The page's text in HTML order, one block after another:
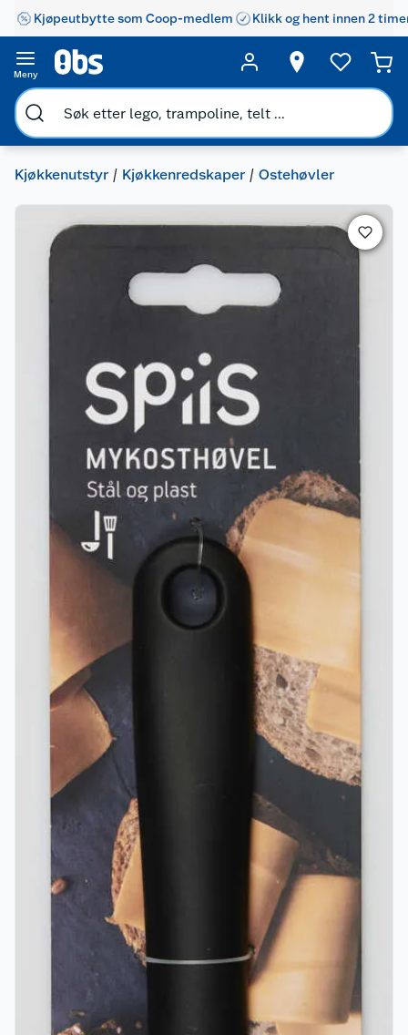
Kjøpeutbytte som Coop-medlem Klikk og hent innen 2
Meny
Kjøkkenutstyr Kjøkkenredskaper Ostehøvler